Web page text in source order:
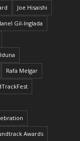
Joe Hisaishi
Gil-Inglada
Rafa Melgar
Awards